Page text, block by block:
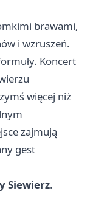
brawami,
i wzruszeń.
Koncert
więcej niż
zajmują
gest
Siewierz.